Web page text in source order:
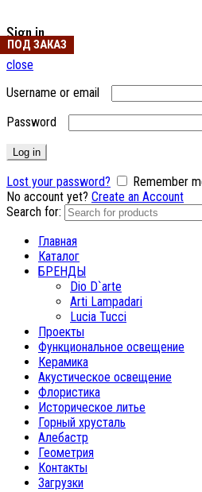
Sign in
close
Username or email
Password
Log in
Lost your password?
Remember
No account yet? Create an Account
Search for:
Главная
Каталог
БРЕНДЫ
Dio D`arte
Arti Lampadari
Lucia Tucci
Проекты
Функциональное освещение
Керамика
Акустическое освещение
Флористика
Историческое литье
Горный хрусталь
Алебастр
Геометрия
Контакты
Загрузки
ПОД ЗАКАЗ